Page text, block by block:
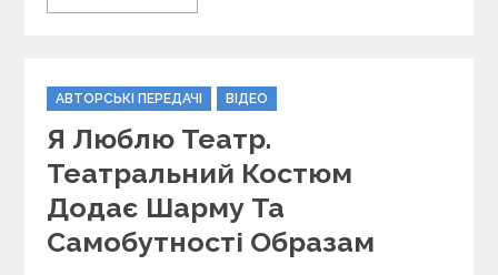
C
a
t
e
g
o
r
i
АВТОРСЬКІ ПЕРЕДАЧІ ВІДЕО
Я Люблю Театр.
Театральний Костюм
Додає Шарму Та
Самобутності Образам